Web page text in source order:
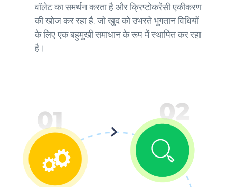
वॉलेट का समर्थन करता है और क्रिप्टोकरेंसी एकीकरण
की खोज कर रहा है, जो खुद को उभरते भुगतान विधियों
के लिए एक बहुमुखी समाधान के रूप में स्थापित कर रहा
है।